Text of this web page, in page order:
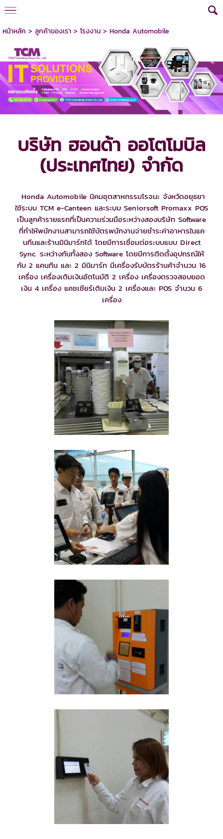
หน้าหลัก > ลูกค้าของเรา> โรงงาน> Honda Automobile
บริษัท ฮอนด้า ออโตโมบิล
(ประเทศไทย) จำกัด
Honda Automobile นิคมอุตสาหกรรมโรจนะ จังหวัดอยุธยา
ใช้ระบบ TCM e-Canteen และระบบ Seniorsoft Promaxx POS
เป็นลูกค้ารายแรกที่เป็นความร่วมมือระหว่างสองบริษัท Software
ที่ทำให้พนักงานสามารถใช้บัตรพนักงานจ่ายชำระค่าอาหารในแค
นทีนและร้านมินิมาร์ทได้ โดยมีการเชื่อมต่อระบบแบบ Direct
Sync. ระหว่างกันทั้งสอง Software โดยมีการติดตั้งอุปกรณ์ให้
กับ 2 แคนทีน และ 2 มินิมาร์ท มีเครื่องรับบัตรร้านค้าจำนวน 16
เครื่อง เครื่องเติมเงินอัตโนมัติ 2 เครื่อง เครื่องตรวจสอบยอด
เงิน 4 เครื่อง แคชเชียร์เติมเงิน 2 เครื่องและ POS จำนวน 6
เครื่อง